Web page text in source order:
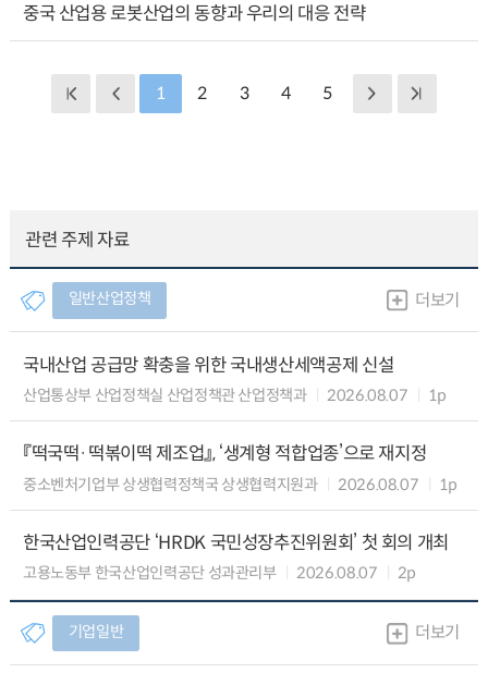
중국 산업용 로봇산업의 동향과 우리의 대응 전략
1 2 3 4 5
관련 주제 자료
일반산업정책 더보기
국내산업 공급망 확충을 위한 국내생산세액공제 신설
산업통상부 산업정책실 산업정책관 산업정책과 2026.08.07 1p
『떡국떡·떡볶이떡 제조업』, ‘생계형 적합업종’으로 재지정
중소벤처기업부 상생협력정책국 상생협력지원과 2026.08.07 1p
한국산업인력공단 ‘HRDK 국민성장추진위원회’ 첫 회의 개최
고용노동부 한국산업인력공단 성과관리부 2026.08.07 2p
기업일반 더보기